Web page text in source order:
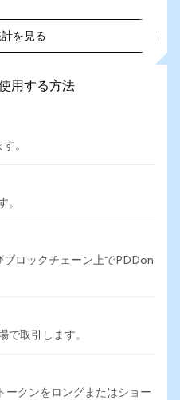
を見る
する方法
。
。
ブロックチェーン上でPDDon
で取引します。
ークンをロングまたはショー